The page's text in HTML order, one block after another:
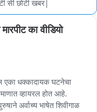
सी छोटी खबर|
का वीडियो
एका धक्कादायक घटनेचा
व्हायरल होत आहे.
अर्वाच्य भाषेत शिवीगाळ